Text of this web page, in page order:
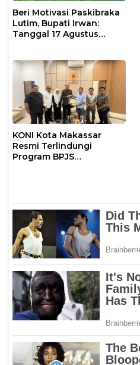
Beri Motivasi Paskibraka
Lutim, Bupati Irwan:
Tanggal 17 Agustus
KONI Kota Makassar
Resmi Terlindungi
Program BPJS